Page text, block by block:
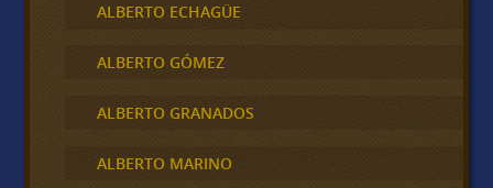
ALBERTO ECHAGÜE
ALBERTO GÓMEZ
ALBERTO GRANADOS
ALBERTO MARINO